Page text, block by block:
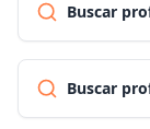
Buscar
Buscar